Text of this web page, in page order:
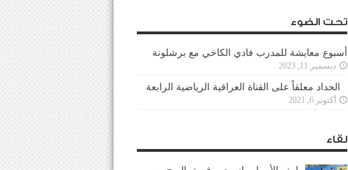
تحت الضوء
أسبوع معايشة للمدرب فادي الكاخي مع برشلونة
ديسمبر 11, 2023
الحداد معلقاً على القناة العراقية الرياضية الرابعة
أكتوبر 6, 2021
لقاء